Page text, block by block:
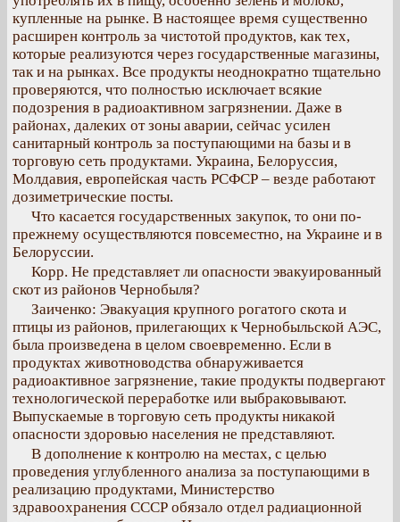
купленные на рынке. В настоящее время существенно
расширен контроль за чистотой продуктов, как тех,
которые реализуются через государственные магазины,
так и на рынках. Все продукты неоднократно тщательно
проверяются, что полностью исключает всякие
подозрения в радиоактивном загрязнении. Даже в
районах, далеких от зоны аварии, сейчас усилен
санитарный контроль за поступающими на базы и в
торговую сеть продуктами. Украина, Белоруссия,
Молдавия, европейская часть РСФСР – везде работают
дозиметрические посты.
Что касается государственных закупок, то они по-
прежнему осуществляются повсеместно, на Украине и в
Белоруссии.
Корр. Не представляет ли опасности эвакуированный
скот из районов Чернобыля?
Заиченко: Эвакуация крупного рогатого скота и
птицы из районов, прилегающих к Чернобыльской АЭС,
была произведена в целом своевременно. Если в
продуктах животноводства обнаруживается
радиоактивное загрязнение, такие продукты подвергают
технологической переработке или выбраковывают.
Выпускаемые в торговую сеть продукты никакой
опасности здоровью населения не представляют.
В дополнение к контролю на местах, с целью
проведения углубленного анализа за поступающими в
реализацию продуктами, Министерство
здравоохранения СССР обязало отдел радиационной